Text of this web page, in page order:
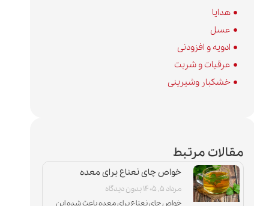
هدایا
عسل
ادویه و افزودنی
عرقیات و شربت
خشکبار وشیرینی
مقالات مرتبط
خواص چای نعناع برای معده
مرداد ۵, ۱۴۰۵
بدون دیدگاه
خواص چای نعناع برای معده باعث شده این